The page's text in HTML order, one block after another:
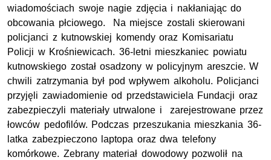
wiadomościach swoje nagie zdjęcia i nakłaniając do
obcowania płciowego. Na miejsce zostali skierowani
policjanci z kutnowskiej komendy oraz Komisariatu
Policji w Krośniewicach. 36-letni mieszkaniec powiatu
kutnowskiego został osadzony w policyjnym areszcie. W
chwili zatrzymania był pod wpływem alkoholu. Policjanci
przyjęli zawiadomienie od przedstawiciela Fundacji oraz
zabezpieczyli materiały utrwalone i zarejestrowane przez
łowców pedofilów. Podczas przeszukania mieszkania 36-
latka zabezpieczono laptopa oraz dwa telefony
komórkowe. Zebrany materiał dowodowy pozwolił na